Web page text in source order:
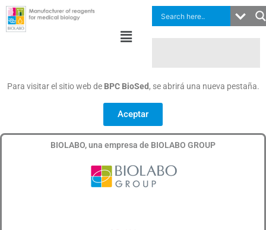
contenido
Menú
Para visitar el sitio web de BPC BioSed , se abrirá una nueva pestaña.
Aceptar
BIOLABO, una empresa de BIOLABO GROUP